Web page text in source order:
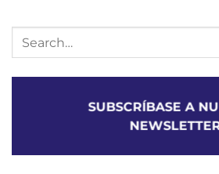
SUBSCRÍBASE A